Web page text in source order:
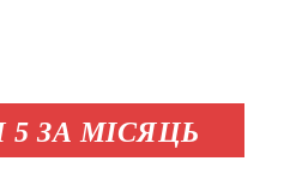
5 ЗА МІСЯЦЬ